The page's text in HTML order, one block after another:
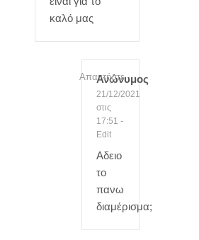
καλό μας
Ανώνυμος
21/12/2021
στις
17:51 -
Edit
Απαντήστε
Αδειο
το
πανω
διαμέρισμα;